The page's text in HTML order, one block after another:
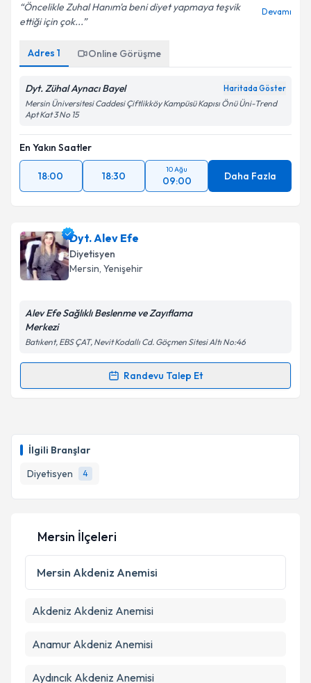
İlgili Branşlar
Diyetisyen
4
Öncelikle Zuhal Hanım'a beni diyet yapmaya teşvik
ettiği için çok...
Devamı
Adres 1 Online Görüşme
Dyt. Zühal Aynacı Bayel Haritada Göster
Mersin Üniversitesi Caddesi Çiftlikköy Kampüsü Kapısı Önü Üni-Trend
Apt Kat 3 No 15
En Yakın Saatler
18:00 18:30
10 Ağu
09:00 Daha Fazla
Dyt. Alev Efe
Diyetisyen
Mersin, Yenişehir
Alev Efe Sağlıklı Beslenme ve Zayıflama
Merkezi
Batıkent, EBS ÇAT, Nevit Kodallı Cd. Göçmen Sitesi Altı No:46
Randevu Talep Et
Randevu Takvimi Talebi
hazırlandığında e-posta ile bilgilendireceğiz.
E-posta Adresiniz
Kişisel verilerimin işlenmesine ilişkinAydınlatma
Metni 'ni okudum ve kişisel verilerimin belirtilen
kapsamda işlenmesini kabul ediyorum.
Mersin İlçeleri
Mersin Akdeniz Anemisi
Akdeniz Akdeniz Anemisi
Anamur Akdeniz Anemisi
Aydıncık Akdeniz Anemisi